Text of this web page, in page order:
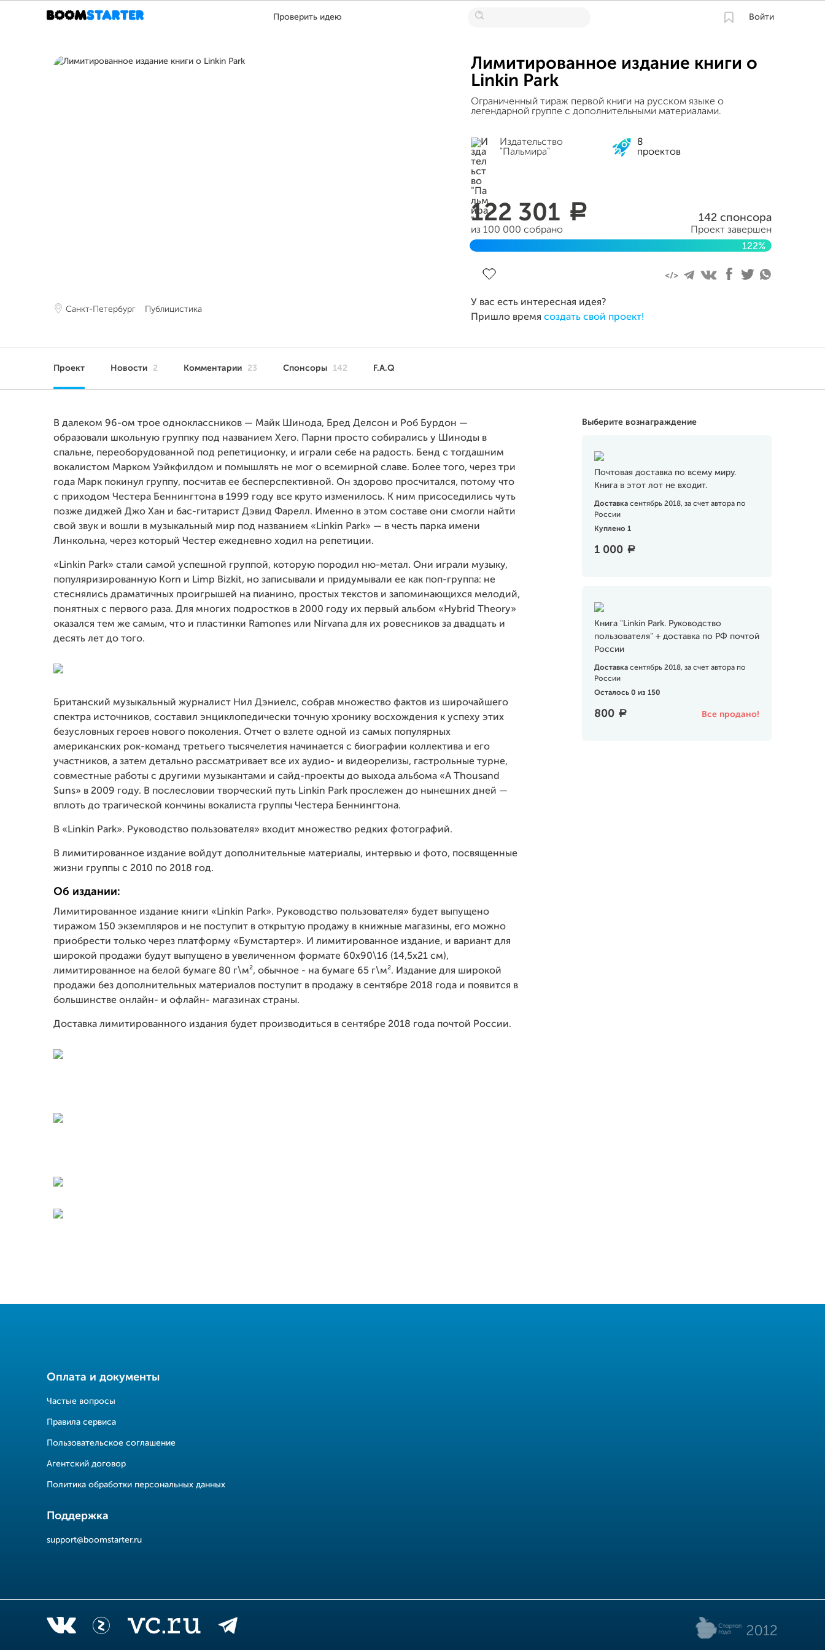
Проверить идею Войти
Санкт-Петербург Публицистика
Лимитированное издание книги о
Linkin Park
Ограниченный тираж первой книги на русском языке о
легендарной группе с дополнительными материалами.
Издательство
"Пальмира"
8
проектов
122 301 a
из 100 000 собрано
142 спонсора
Проект завершен
122%
У вас есть интересная идея?
Пришло время создать свой проект!
Проект Новости 2 Комментарии 23 Спонсоры 142 F.A.Q
Выберите вознаграждение
Почтовая доставка по всему миру.
Книга в этот лот не входит.
Доставка сентябрь 2018, за счет автора по
России
Куплено 1
1 000 a
Книга "Linkin Park. Руководство
пользователя" + доставка по РФ почтой
России
Доставка сентябрь 2018, за счет автора по
России
Осталось 0 из 150
800 a Все продано!
В далеком 96-ом трое одноклассников — Майк Шинода, Бред Делсон и Роб Бурдон —
образовали школьную группку под названием Xero. Парни просто собирались у Шиноды в
спальне, переоборудованной под репетиционку, и играли себе на радость. Бенд с тогдашним
вокалистом Марком Уэйкфилдом и помышлять не мог о всемирной славе. Более того, через три
года Марк покинул группу, посчитав ее бесперспективной. Он здорово просчитался, потому что
с приходом Честера Беннингтона в 1999 году все круто изменилось. К ним присоседились чуть
позже диджей Джо Хан и бас-гитарист Дэвид Фарелл. Именно в этом составе они смогли найти
свой звук и вошли в музыкальный мир под названием «Linkin Park» — в честь парка имени
Линкольна, через который Честер ежедневно ходил на репетиции.
«Linkin Park» стали самой успешной группой, которую породил ню-метал. Они играли музыку,
популяризированную Korn и Limp Bizkit, но записывали и придумывали ее как поп-группа: не
стеснялись драматичных проигрышей на пианино, простых текстов и запоминающихся мелодий,
понятных с первого раза. Для многих подростков в 2000 году их первый альбом «Hybrid Theory»
оказался тем же самым, что и пластинки Ramones или Nirvana для их ровесников за двадцать и
десять лет до того.
Британский музыкальный журналист Нил Дэниелс, собрав множество фактов из широчайшего
спектра источников, составил энциклопедически точную хронику восхождения к успеху этих
безусловных героев нового поколения. Отчет о взлете одной из самых популярных
американских рок-команд третьего тысячелетия начинается с биографии коллектива и его
участников, а затем детально рассматривает все их аудио- и видеорелизы, гастрольные турне,
совместные работы с другими музыкантами и сайд-проекты до выхода альбома «A Thousand
Suns» в 2009 году. В послесловии творческий путь Linkin Park прослежен до нынешних дней —
вплоть до трагической кончины вокалиста группы Честера Беннингтона.
В «Linkin Park». Руководство пользователя» входит множество редких фотографий.
В лимитированное издание войдут дополнительные материалы, интервью и фото, посвященные
жизни группы с 2010 по 2018 год.
Об издании:
Лимитированное издание книги «Linkin Park». Руководство пользователя» будет выпущено
тиражом 150 экземпляров и не поступит в открытую продажу в книжные магазины, его можно
приобрести только через платформу «Бумстартер». И лимитированное издание, и вариант для
широкой продажи будут выпущено в увеличенном формате 60х90\16 (14,5х21 см),
лимитированное на белой бумаге 80 г\м², обычное - на бумаге 65 г\м². Издание для широкой
продажи без дополнительных материалов поступит в продажу в сентябре 2018 года и появится в
большинстве онлайн- и офлайн- магазинах страны.
Доставка лимитированного издания будет производиться в сентябре 2018 года почтой России.
Оплата и документы
Частые вопросы
Правила сервиса
Пользовательское соглашение
Агентский договор
Политика обработки персональных данных
Поддержка
support@boomstarter.ru